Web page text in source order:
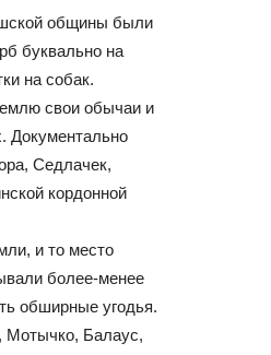
общины были
буквально на
на собак.
свои обычаи и
Документально
Седлачек,
кордонной
и то место
более-менее
обширные угодья.
Мотычко, Балаус,